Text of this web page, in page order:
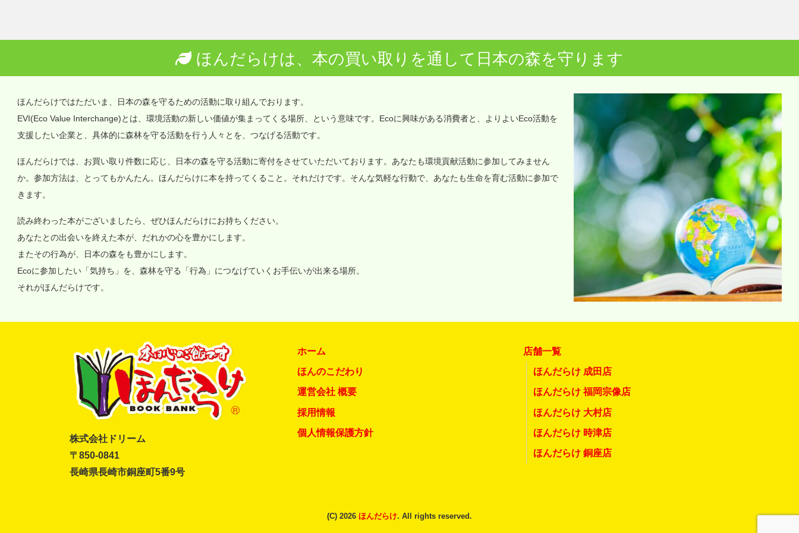
ほんだらけは、本の買い取りを通して日本の森を守ります
ほんだらけではただいま、日本の森を守るための活動に取り組んでおります。
EVI(Eco Value Interchange)とは、環境活動の新しい価値が集まってくる場所、という意味です。Ecoに興味がある消費者と、よりよいEco活動を
支援したい企業と、具体的に森林を守る活動を行う人々とを、つなげる活動です。
ほんだらけでは、お買い取り件数に応じ、日本の森を守る活動に寄付をさせていただいております。あなたも環境貢献活動に参加してみません
か。参加方法は、とってもかんたん。ほんだらけに本を持ってくること。それだけです。そんな気軽な行動で、あなたも生命を育む活動に参加で
きます。
読み終わった本がございましたら、ぜひほんだらけにお持ちください。
あなたとの出会いを終えた本が、だれかの心を豊かにします。
またその行為が、日本の森をも豊かにします。
Ecoに参加したい「気持ち」を、森林を守る「行為」につなげていくお手伝いが出来る場所。
それがほんだらけです。
株式会社ドリーム
〒850-0841
長崎県長崎市銅座町5番9号
ホーム
ほんのこだわり
運営会社 概要
採用情報
個人情報保護方針
店舗一覧
ほんだらけ 成田店
ほんだらけ 福岡宗像店
ほんだらけ 大村店
ほんだらけ 時津店
ほんだらけ 銅座店
(C) 2026 ほんだらけ. All rights reserved.